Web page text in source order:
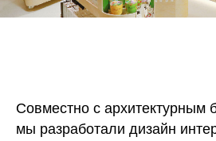
Совместно с архитектурным
мы разработали дизайн